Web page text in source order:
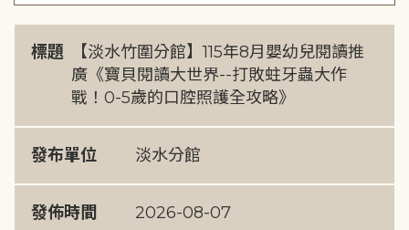
標題
【淡水竹圍分館】115年8月嬰幼兒閱讀推
廣《寶貝閱讀大世界--打敗蛀牙蟲大作
戰！0-5歲的口腔照護全攻略》
發布單位 淡水分館
發佈時間 2026-08-07